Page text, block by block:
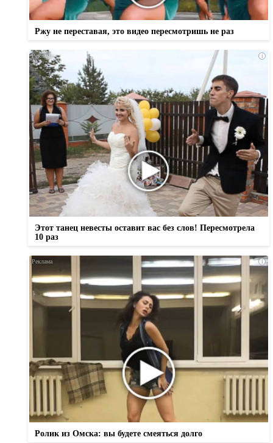
Ржу не переставая, это видео пересмотришь не раз
i
Этот танец невесты оставит вас без слов! Пересмотрела
10 раз
i
Ролик из Омска: вы будете смеяться долго